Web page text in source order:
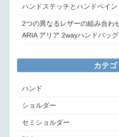
ハンドステッチとハンドペイ
2つの異なるレザーの組み合わ
ARIA アリア 2wayハンドバッグ
カテゴ
ハンド
ショルダー
セミショルダー